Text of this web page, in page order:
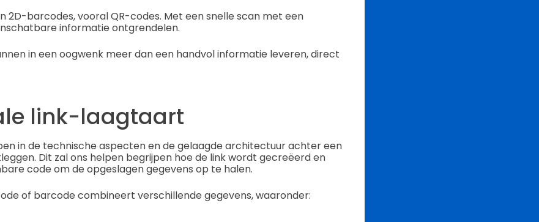
2D-barcodes, vooral QR-codes. Met een snelle scan met een
informatie ontgrendelen.
in een oogwenk meer dan een handvol informatie leveren, direct
link-laagtaart
in de technische aspecten en de gelaagde architectuur achter een
Dit zal ons helpen begrijpen hoe de link wordt gecreëerd en
code om de opgeslagen gegevens op te halen.
of barcode combineert verschillende gegevens, waaronder: